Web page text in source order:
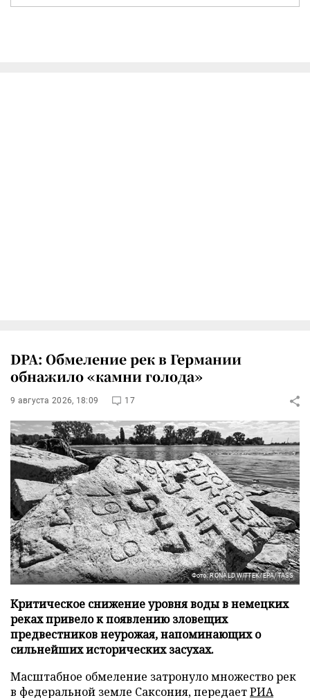
DPA: Обмеление рек в Германии
обнажило «камни голода»
9 августа 2026, 18:09 17
Фото: RONALD WITTEK/EPA/TASS
Критическое снижение уровня воды в немецких
реках привело к появлению зловещих
предвестников неурожая, напоминающих о
сильнейших исторических засухах.
Масштабное обмеление затронуло множество рек
в федеральной земле Саксония, передаетРИА